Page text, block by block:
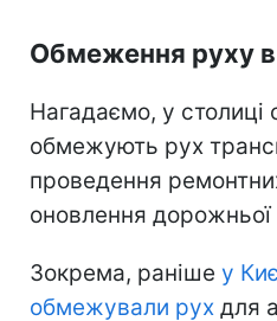
Обмеження руху в
Нагадаємо, у столиці
обмежують рух
проведення
оновлення дорожньої
Зокрема, раніше у
обмежували рух для